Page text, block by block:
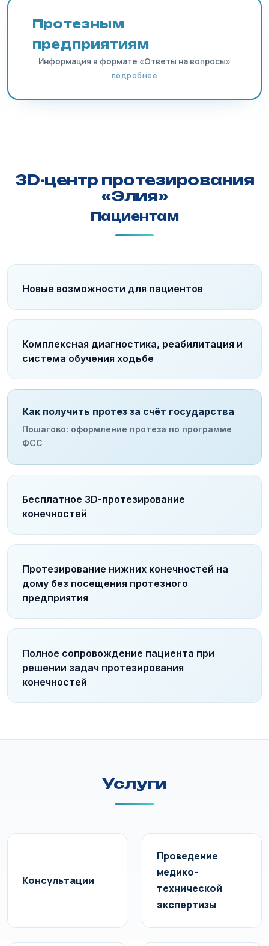
Протезным
предприятиям
Информация в формате «Ответы на вопросы»
подробнее
3D-центр протезирования
«Элия»
Пациентам
Новые возможности для пациентов
Комплексная диагностика, реабилитация и
система обучения ходьбе
Как получить протез за счёт государства
Пошагово: оформление протеза по программе
ФСС
Бесплатное 3D-протезирование
конечностей
Протезирование нижних конечностей на
дому без посещения протезного
предприятия
Полное сопровождение пациента при
решении задач протезирования
конечностей
Услуги
Консультации
Проведение
медико-
технической
экспертизы